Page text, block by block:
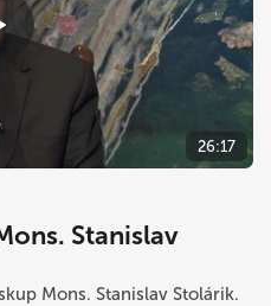
26:17
Stanislav
Mons. Stanislav Stolárik.